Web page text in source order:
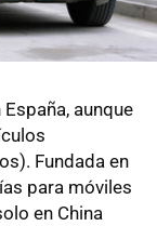
aunque
Fundada en
para móviles
en China